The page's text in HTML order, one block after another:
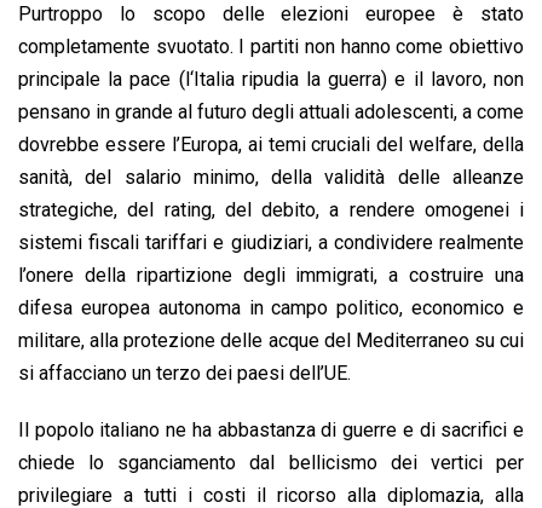
Purtroppo lo scopo delle elezioni europee è stato
completamente svuotato. I partiti non hanno come obiettivo
principale la pace (l‘Italia ripudia la guerra) e il lavoro, non
pensano in grande al futuro degli attuali adolescenti, a come
dovrebbe essere l’Europa, ai temi cruciali del welfare, della
sanità, del salario minimo, della validità delle alleanze
strategiche, del rating, del debito, a rendere omogenei i
sistemi fiscali tariffari e giudiziari, a condividere realmente
l’onere della ripartizione degli immigrati, a costruire una
difesa europea autonoma in campo politico, economico e
militare, alla protezione delle acque del Mediterraneo su cui
si affacciano un terzo dei paesi dell’UE.
Il popolo italiano ne ha abbastanza di guerre e di sacrifici e
chiede lo sganciamento dal bellicismo dei vertici per
privilegiare a tutti i costi il ricorso alla diplomazia, alla